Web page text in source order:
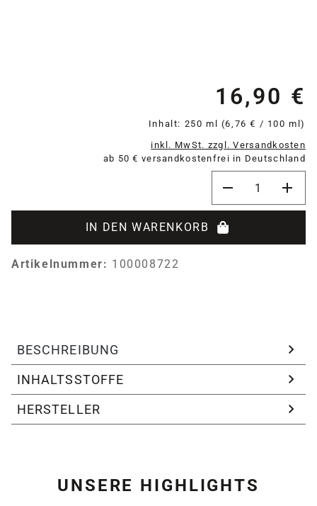
16,90 €
Inhalt: 250 ml (6,76 € / 100 ml)
inkl. MwSt. zzgl. Versandkosten
ab 50 € versandkostenfrei in Deutschland
IN DEN WARENKORB
Artikelnummer: 100008722
BESCHREIBUNG
INHALTSSTOFFE
HERSTELLER
UNSERE HIGHLIGHTS